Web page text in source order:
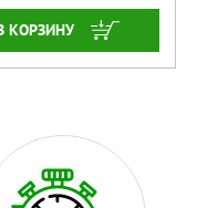
ЗАКАЗАТЬ